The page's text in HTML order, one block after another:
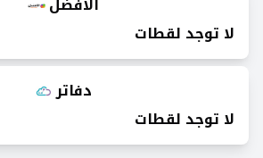
لا توجد لقطات
دفاتر
لا توجد لقطات